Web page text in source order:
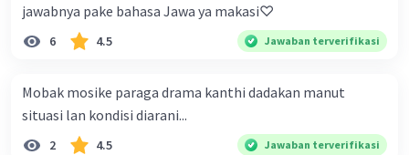
jawabnya pake bahasa Jawa ya makasi♡
6 4.5 Jawaban terverifikasi
Mobak mosike paraga drama kanthi dadakan manut
situasi lan kondisi diarani...
2 4.5 Jawaban terverifikasi